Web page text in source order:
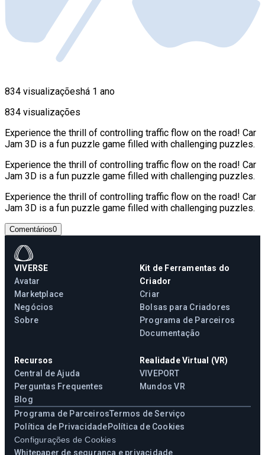
834 visualizaçõeshá 1 ano
834 visualizações
Experience the thrill of controlling traffic flow on the road! Car
Jam 3D is a fun puzzle game filled with challenging puzzles.
Experience the thrill of controlling traffic flow on the road! Car
Jam 3D is a fun puzzle game filled with challenging puzzles.
Experience the thrill of controlling traffic flow on the road! Car
Jam 3D is a fun puzzle game filled with challenging puzzles.
Comentários0
VIVERSE
Avatar
Marketplace
Negócios
Sobre
Kit de Ferramentas do
Criador
Criar
Bolsas para Criadores
Programa de Parceiros
Documentação
Recursos
Central de Ajuda
Perguntas Frequentes
Blog
Realidade Virtual (VR)
VIVEPORT
Mundos VR
Programa de ParceirosTermos de Serviço
Política de PrivacidadePolítica de Cookies
Configurações de Cookies
Whitepaper de segurança e privacidade